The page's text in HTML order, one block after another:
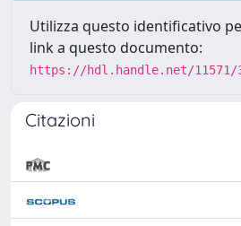
Utilizza questo identificativo
link a questo documento:
https://hdl.handle.net/11571/
Citazioni